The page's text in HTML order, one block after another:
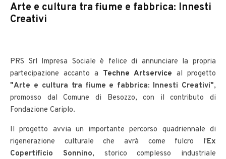
Arte e cultura tra fiume e fabbrica: Innesti
Creativi
PRS Srl Impresa Sociale è felice di annunciare la propria
partecipazione accanto a Techne Artservice al progetto
"Arte e cultura tra fiume e fabbrica: Innesti Creativi",
promosso dal Comune di Besozzo, con il contributo di
Fondazione Cariplo.
Il progetto avvia un importante percorso quadriennale di
rigenerazione culturale che avrà come fulcro l'Ex
Copertificio Sonnino, storico complesso industriale